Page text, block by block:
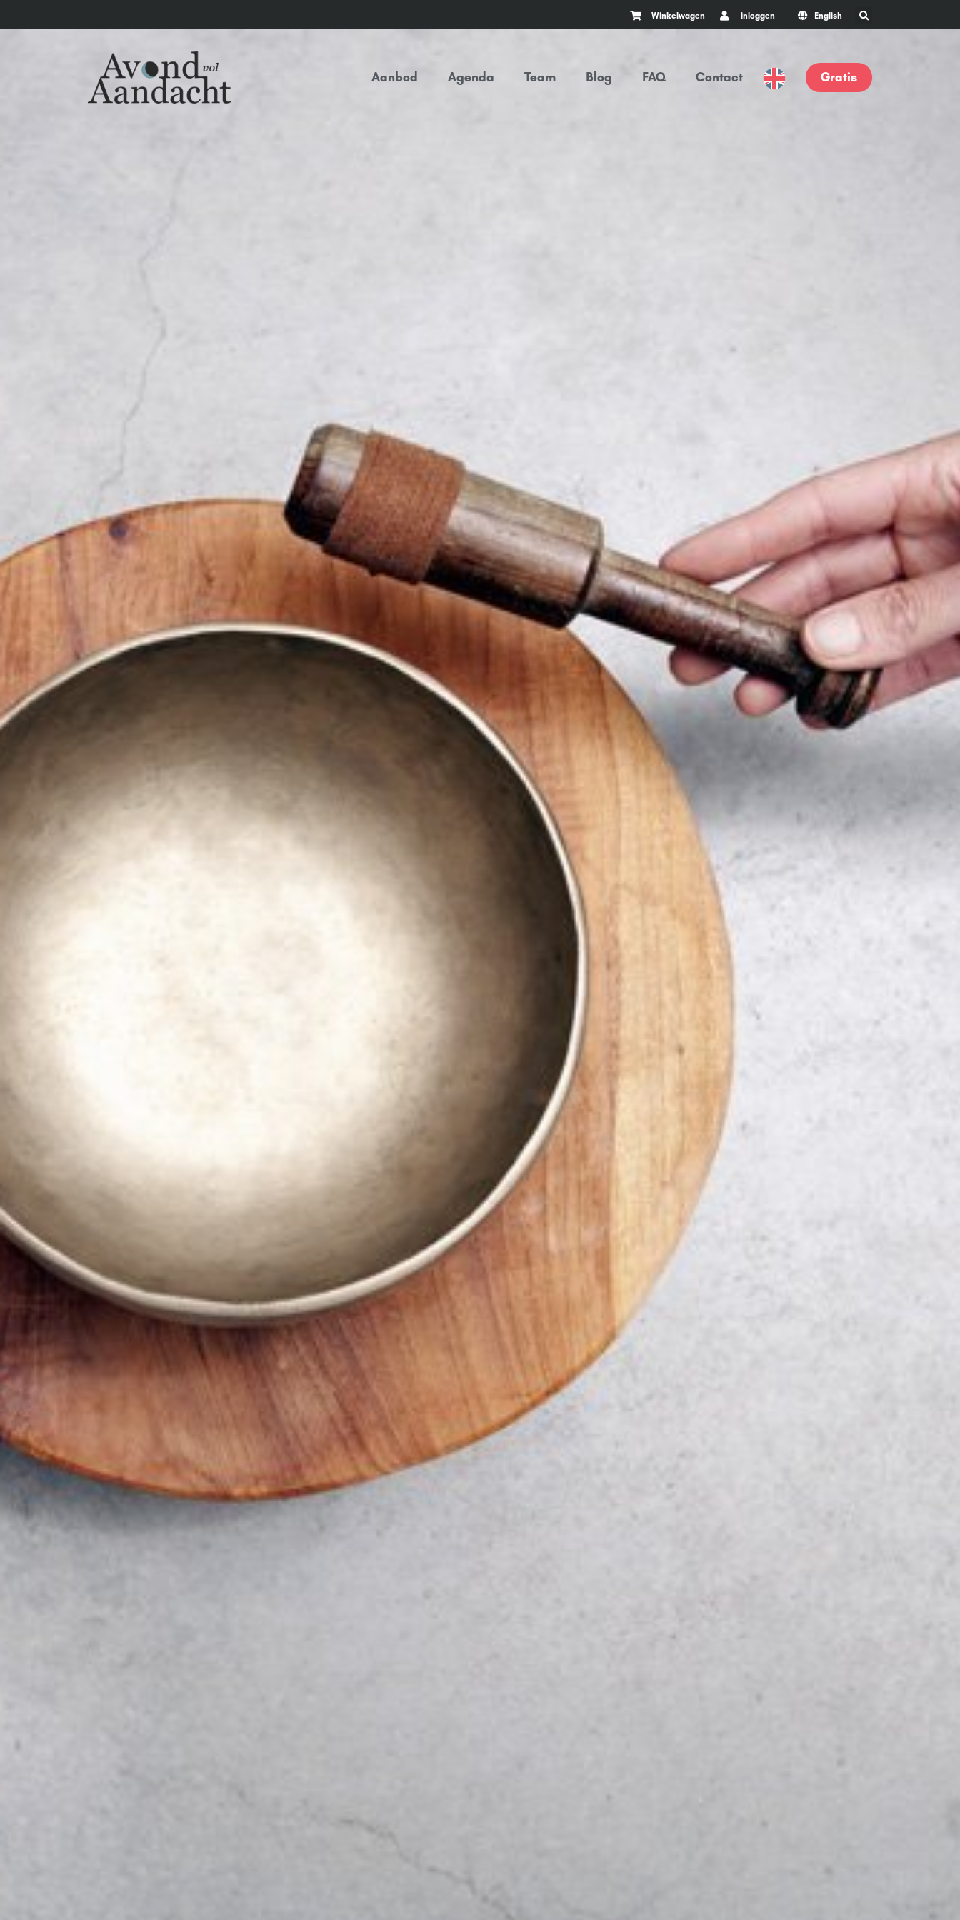
Winkelwagen inloggen English
Aanbod Agenda Team Blog FAQ Contact Gratis